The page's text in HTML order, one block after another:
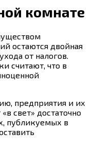
комнате
остаются двойная
от налогов.
считают, что в
предприятия и их
свет» достаточно
публикуемых в